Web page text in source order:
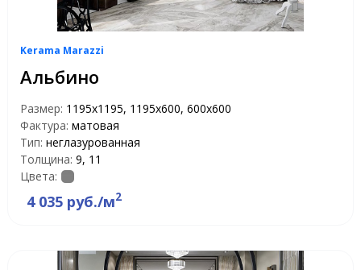
Kerama Marazzi
Альбино
Размер: 1195x1195, 1195x600, 600x600
Фактура: матовая
Тип: неглазурованная
Толщина: 9, 11
Цвета:
4 035 руб./м2